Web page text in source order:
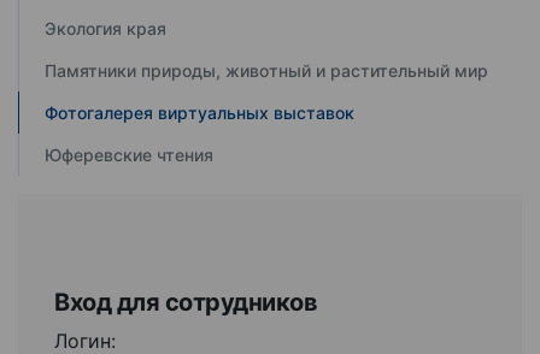
Экология края
Памятники природы, животный и растительный мир
Фотогалерея виртуальных выставок
Юферевские чтения
Вход для сотрудников
Логин: